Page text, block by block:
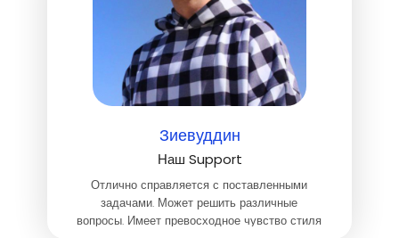
Зиевуддин
Наш Support
Отлично справляется с поставленными
задачами. Может решить различные
вопросы. Имеет превосходное чувство стиля